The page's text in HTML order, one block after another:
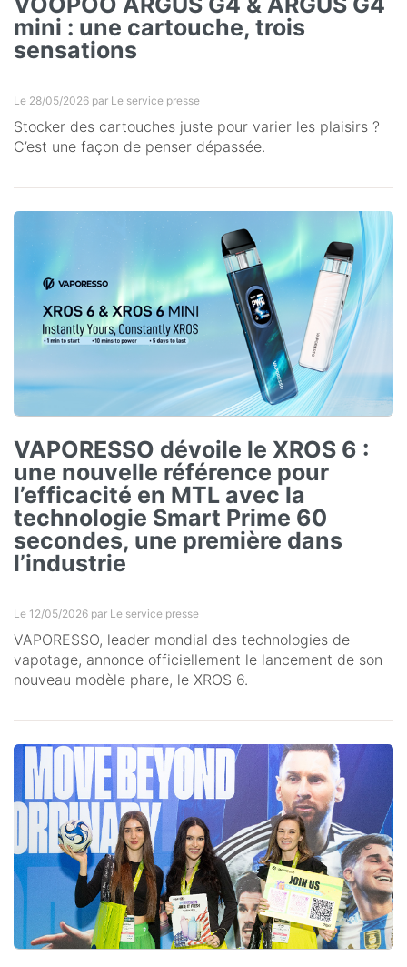
mini : une cartouche, trois
sensations
Le 28/05/2026 par Le service presse
Stocker des cartouches juste pour varier les plaisirs ?
C’est une façon de penser dépassée.
VAPORESSO dévoile le XROS 6 :
une nouvelle référence pour
l’efficacité en MTL avec la
technologie Smart Prime 60
secondes, une première dans
l’industrie
Le 12/05/2026 par Le service presse
VAPORESSO, leader mondial des technologies de
vapotage, annonce officiellement le lancement de son
nouveau modèle phare, le XROS 6.